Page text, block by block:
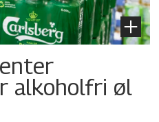
alkoholfri øl